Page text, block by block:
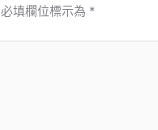
必填欄位標示為 *